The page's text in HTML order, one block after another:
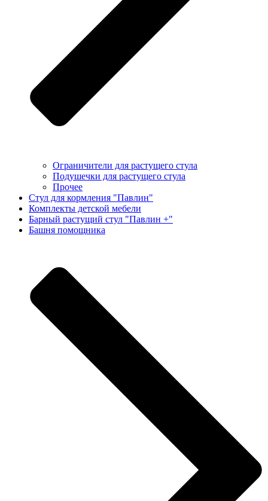
Ограничители для растущего стула
Подушечки для растущего стула
Прочее
Стул для кормления "Павлин"
Комплекты детской мебели
Барный растущий стул "Павлин +"
Башня помощника